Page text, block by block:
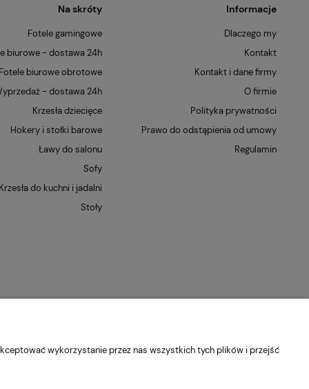
Na skróty
Fotele gamingowe
biurowe - dostawa 24h
Fotele biurowe obrotowe
- dostawa 24h
Krzesła dziecięce
Hokery i stołki barowe
Ławy do salonu
Sofy
Krzesła do kuchni i jadalni
Stoły
Informacje
Dlaczego my
Kontakt
Kontakt i dane firmy
O firmie
Polityka prywatności
Prawo do odstąpienia od umowy
Regulamin
wykorzystanie przez nas wszystkich tych plików i przejść